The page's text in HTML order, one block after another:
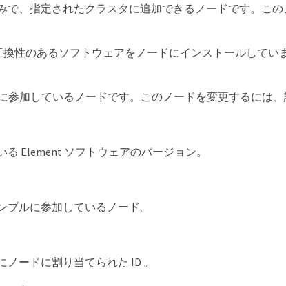
で、指定されたクラスタに追加できるノードです。こ
換性のあるソフトウェアをノードにインストールして
参加しているノードです。このノードを変更するには、
る Element ソフトウェアのバージョン。
ブルに参加しているノード。
ードに割り当てられた ID 。